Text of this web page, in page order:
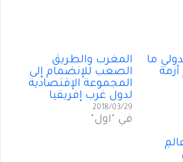
ما
المغرب والطريق
الصعب للإنضمام إلى
المجموعة الإقتصادية
لدول غرب إفريقيا
2018/03/29
في "أول"